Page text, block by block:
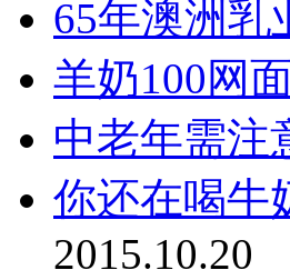
65年澳洲乳
羊奶100网
中老年需注
你还在喝牛
2015.10.20